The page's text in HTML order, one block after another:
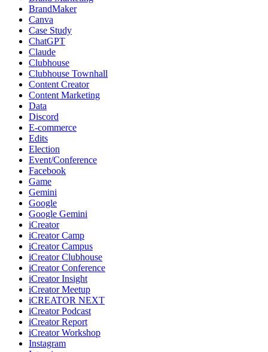
BrandMaker
Canva
Case Study
ChatGPT
Claude
Clubhouse
Clubhouse Townhall
Content Creator
Content Marketing
Data
Discord
E-commerce
Edits
Election
Event/Conference
Facebook
Game
Gemini
Google
Google Gemini
iCreator
iCreator Camp
iCreator Campus
iCreator Clubhouse
iCreator Conference
iCreator Insight
iCreator Meetup
iCREATOR NEXT
iCreator Podcast
iCreator Report
iCreator Workshop
Instagram